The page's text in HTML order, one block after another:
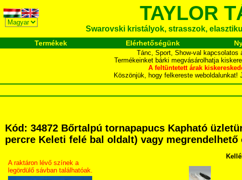
TAYLOR
Swarovski kristályok, strasszok,
Termékek Elérhetőségünk
Tánc, Sport, Show-val
Termékeinket bárki megvásárolhatja
A feltüntetett árak
Köszönjük, hogy felkereste
Kód: 34872 Bőrtalpú tornapapucs Kapható
percre Keleti felé bal oldalt) vagy
A raktáron lévő színek a
legördülő sávban találhatóak.